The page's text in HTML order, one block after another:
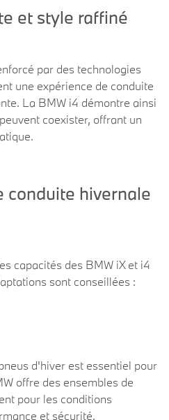
et style raffiné
par des technologies
une expérience de conduite
La BMW i4 démontre ainsi
coexister, offrant un
conduite hivernale
capacités des BMW iX et i4
sont conseillées :
d'hiver est essentiel pour
offre des ensembles de
pour les conditions
et sécurité.